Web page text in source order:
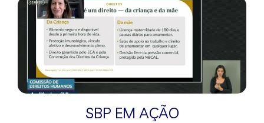
SBP EM AÇÃO